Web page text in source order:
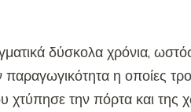
δύσκολα χρόνια,
παραγωγικότητα η οποίες
χτύπησε την πόρτα και της